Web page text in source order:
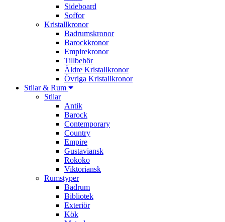
Sideboard
Soffor
Kristallkronor
Badrumskronor
Barockkronor
Empirekronor
Tillbehör
Äldre Kristallkronor
Övriga Kristallkronor
Stilar & Rum
Stilar
Antik
Barock
Contemporary
Country
Empire
Gustaviansk
Rokoko
Viktoriansk
Rumstyper
Badrum
Bibliotek
Exteriör
Kök